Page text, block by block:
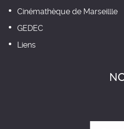
Cinémathèque de Marseillle
GEDEC
Liens